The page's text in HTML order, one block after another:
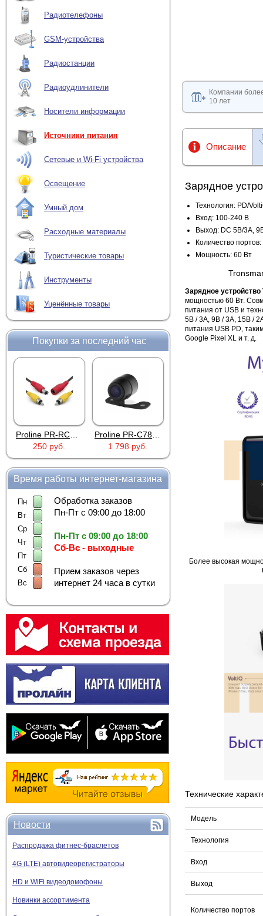
Радиотелефоны
GSM-устройства
Радиостанции
Радиоудлинители
Носители информации
Источники питания
Сетевые и Wi-Fi устройства
Освещение
Умный дом
Расходные материалы
Туристические товары
Инструменты
Уценённые товары
Покупки за последний час
250 руб.
1 798 руб.
Время работы интернет-магазина
Пн
Вт
Ср
Чт
Пт
Сб
Вс
Обработка заказов
Пн-Пт с 09:00 до 18:00
Пн-Пт с 09:00 до 18:00
Сб-Вс - выходные
Прием заказов через
интернет 24 часа в сутки
Новости
Распродажа фитнес-браслетов
4G (LTE) автовидеорегистраторы
HD и WiFi видеодомофоны
Новинки ассортимента
Компании
10 лет
Описание
Зарядное
Технология: PD/
Вход: 100-240 В
Выход: DC 5В/3A,
Количество
Мощность: 60 Вт
Зарядное
мощностью 60 Вт.
питания от USB и
5В / 3А, 9В / 3А, 15В /
питания USB PD,
Google Pixel XL и т. д.
Более высокая
Технические
Модель
Технология
Вход
Выход
Количество портов